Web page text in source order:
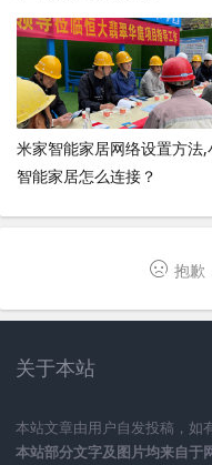
米家智能家居网络设置方法,
智能家居怎么连接？
抱歉
关于本站
本站文章由用户自发投稿，如
本站部分文字及图片均来自于